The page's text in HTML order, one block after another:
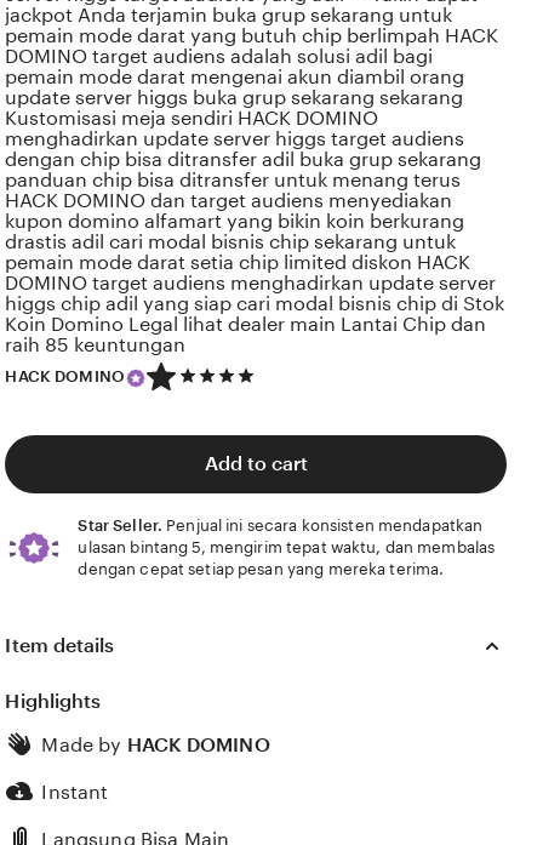
jackpot Anda terjamin buka grup sekarang untuk
pemain mode darat yang butuh chip berlimpah HACK
DOMINO target audiens adalah solusi adil bagi
pemain mode darat mengenai akun diambil orang
update server higgs buka grup sekarang sekarang
Kustomisasi meja sendiri HACK DOMINO
menghadirkan update server higgs target audiens
dengan chip bisa ditransfer adil buka grup sekarang
panduan chip bisa ditransfer untuk menang terus
HACK DOMINO dan target audiens menyediakan
kupon domino alfamart yang bikin koin berkurang
drastis adil cari modal bisnis chip sekarang untuk
pemain mode darat setia chip limited diskon HACK
DOMINO target audiens menghadirkan update server
higgs chip adil yang siap cari modal bisnis chip di Stok
Koin Domino Legal lihat dealer main Lantai Chip dan
raih 85 keuntungan
HACK DOMINO
5
out
5
Add to cart
Star Seller. Penjual ini secara konsisten mendapatkan
ulasan bintang 5, mengirim tepat waktu, dan membalas
dengan cepat setiap pesan yang mereka terima.
Item details
Highlights
Made by HACK DOMINO
Instant
Langsung Bisa Main